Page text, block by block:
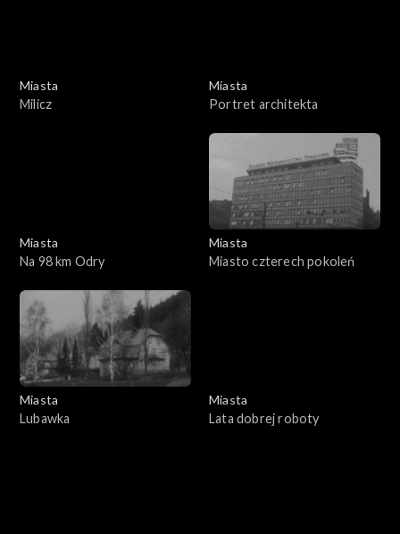
Miasta
Milicz
Miasta
Portret architekta
Miasta
Na 98 km Odry
Miasta
Miasto czterech pokoleń
Miasta
Lubawka
Miasta
Lata dobrej roboty